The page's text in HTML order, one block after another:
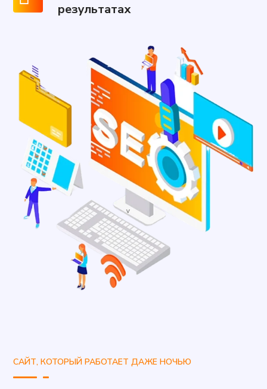
результатах
САЙТ, КОТОРЫЙ РАБОТАЕТ ДАЖЕ НОЧЬЮ